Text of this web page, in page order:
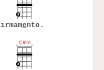
ento.